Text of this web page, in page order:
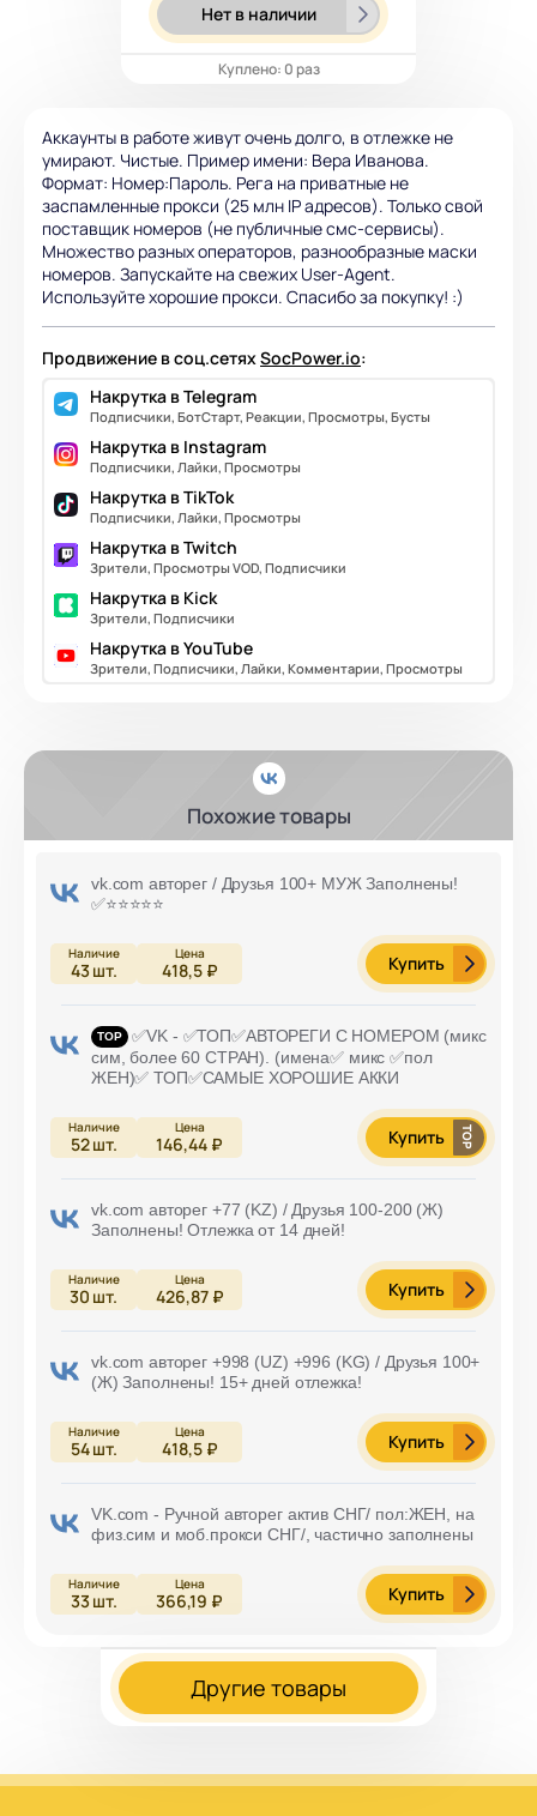
Нет в наличии
Куплено: 0 раз
Аккаунты в работе живут очень долго, в отлежке не
умирают. Чистые. Пример имени: Вера Иванова.
Формат: Номер:Пароль. Рега на приватные не
заспамленные прокси (25 млн IP адресов). Только свой
поставщик номеров (не публичные смс-сервисы).
Множество разных операторов, разнообразные маски
номеров. Запускайте на свежих User-Agent.
Используйте хорошие прокси. Спасибо за покупку! :)
Продвижение в соц.сетяхSocPower.io:
Накрутка в Telegram
Подписчики, БотСтарт, Реакции, Просмотры, Бусты
Накрутка в Instagram
Подписчики, Лайки, Просмотры
Накрутка в TikTok
Подписчики, Лайки, Просмотры
Накрутка в Twitch
Зрители, Просмотры VOD, Подписчики
Накрутка в Kick
Зрители, Подписчики
Накрутка в YouTube
Зрители, Подписчики, Лайки, Комментарии, Просмотры
Похожие товары
vk.com авторег / Друзья 100+ МУЖ Заполнены!
✅⭐️⭐️⭐️⭐️⭐️
43шт. 418,5 ₽ Купить
✅VK - ✅ТОП✅АВТОРЕГИ С НОМЕРОМ (микс
сим, более 60 СТРАН). (имена✅ микс ✅пол
ЖЕН)✅ ТОП✅САМЫЕ ХОРОШИЕ АККИ
52шт. 146,44 ₽ Купить
vk.com авторег +77 (KZ) / Друзья 100-200 (Ж)
Заполнены! Отлежка от 14 дней!
30 шт. 426,87 ₽ Купить
vk.com авторег +998 (UZ) +996 (KG) / Друзья 100+
(Ж) Заполнены! 15+ дней отлежка!
54шт. 418,5 ₽ Купить
VK.com - Ручной авторег актив СНГ/ пол:ЖЕН, на
физ.сим и моб.прокси СНГ/, частично заполнены
33шт. 366,19 ₽ Купить
Другие товары